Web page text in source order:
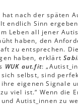
hat nach der späten
endlich Sinn
Leben all jener
haben, den
zu entsprechen.
haben, erklärt
WUK aut.fit:
selbst, sind
eigenen Signale
viel ist.“ Wenn die
Autist_innen zu